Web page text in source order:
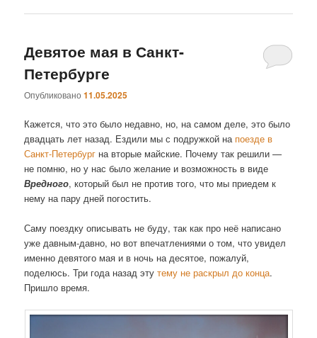
Девятое мая в Санкт-
Петербурге
Опубликовано11.05.2025
Кажется, что это было недавно, но, на самом деле, это было
двадцать лет назад. Ездили мы с подружкой на поезде в
Санкт-Петербург на вторые майские. Почему так решили —
не помню, но у нас было желание и возможность в виде
Вредного, который был не против того, что мы приедем к
нему на пару дней погостить.
Саму поездку описывать не буду, так как про неё написано
уже давным-давно, но вот впечатлениями о том, что увидел
именно девятого мая и в ночь на десятое, пожалуй,
поделюсь. Три года назад этутему не раскрыл до конца.
Пришло время.